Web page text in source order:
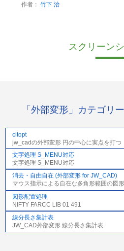
作者： 竹下 治
スクリーン
「外部変形」カテゴリ
citopt
jw_cadの外部変形 円の中心に実点を打つ
文字処理 S_MENU対応
文字処理 S_MENU対応
消去・自由自在 (外部変形 for JW_CAD)
マウス指示による自在な多角形範囲の図
図形配置処理
NIFTY FARCC LIB 01 491
線分長さ集計表
JW_CAD外部変形 線分長さ集計表